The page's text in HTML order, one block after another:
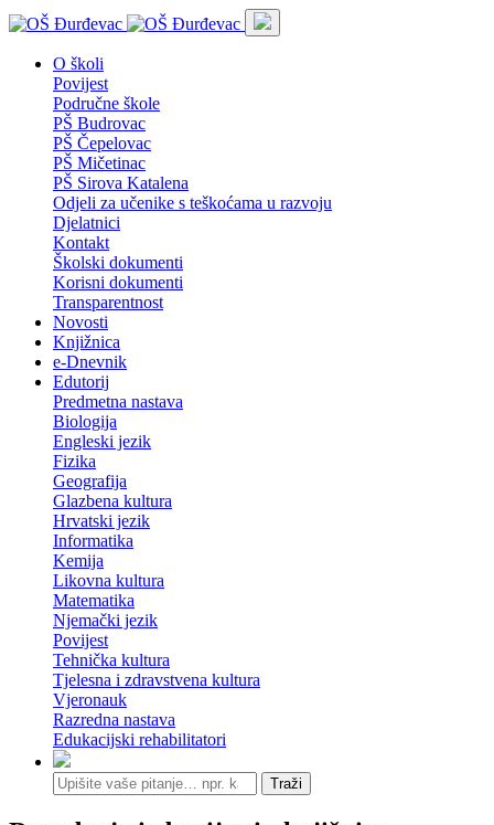
O školi
Povijest
Područne škole
PŠ Budrovac
PŠ Čepelovac
PŠ Mičetinac
PŠ Sirova Katalena
Odjeli za učenike s teškoćama u razvoju
Djelatnici
Kontakt
Školski dokumenti
Korisni dokumenti
Transparentnost
Novosti
Knjižnica
e-Dnevnik
Edutorij
Predmetna nastava
Biologija
Engleski jezik
Fizika
Geografija
Glazbena kultura
Hrvatski jezik
Informatika
Kemija
Likovna kultura
Matematika
Njemački jezik
Povijest
Tehnička kultura
Tjelesna i zdravstvena kultura
Vjeronauk
Razredna nastava
Edukacijski rehabilitatori
Traži